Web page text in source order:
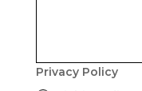
Privacy Policy